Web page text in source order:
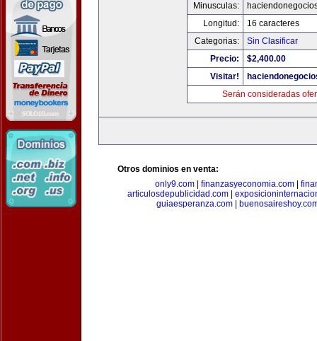
Minusculas:
Longitud:
16 caracteres
Categorias:
Sin Clasificar
Precio:
$2,400.00
Visitar!
Serán consideradas
Otros dominios en venta:
only9.com
finanzasyeconomia.com
articulosdepublicidad.com|
guiaesperanza.com